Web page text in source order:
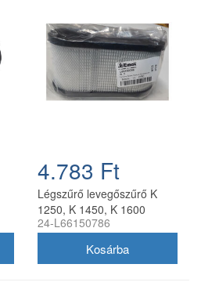
4.783 Ft
Légszűrő levegőszűrő K
1250, K 1450, K 1600
motorhoz
24-L66150786